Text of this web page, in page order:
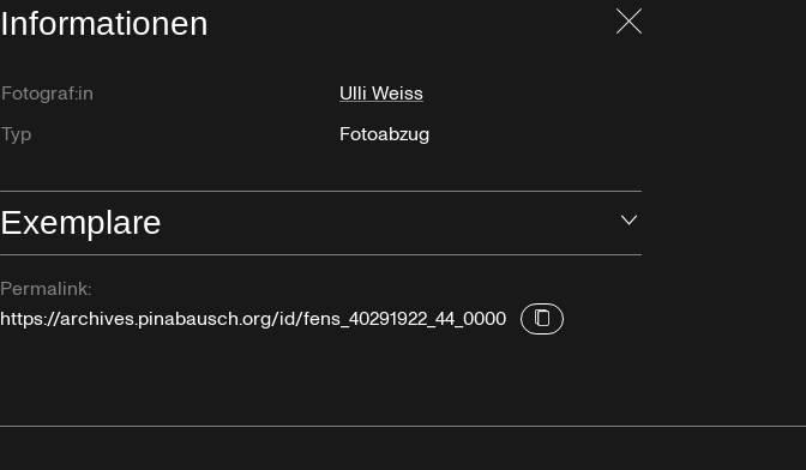
Informationen
Fotograf:in
Ulli Weiss
Typ
Fotoabzug
Exemplare
Permalink:
https://archives.pinabausch.org/id/fens_40291922_44_0000